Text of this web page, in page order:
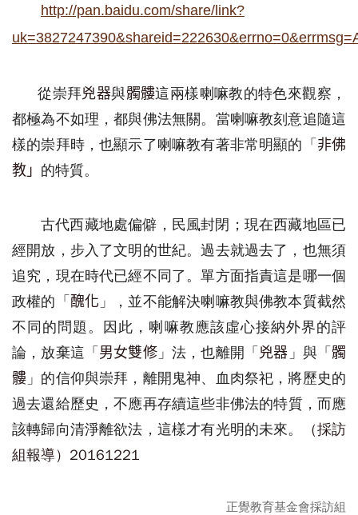
http://pan.baidu.com/share/link?
從崇拜兇器與髑髏這兩樣喇嘛教的特色來觀察 ，
都極為不如理，都與佛法無關。 當喇嘛教刻意追隨這
樣的崇拜時，也顯示了喇嘛教有著非常明顯的「 非佛
教 」 的特質。
古代西藏地處偏僻， 民風封閉 ； 現在西藏地區已
經開放，步入了文明的世紀。過去就過去了，也無須
追究， 現在時代已經不同了。單方面指責這是哪一個
政權的 「 醜化 」 ，並不能解決喇嘛教與佛教本質截然
不同的問題。 因此 ， 喇嘛教應該虛心接納外界的評
論， 放棄這「 男女雙修」法 ，也離開「 兇器 」與「 髑
髏 」的信仰與崇拜 ，離開鬼神、血肉祭祀 ， 將歷史的
過去還給歷史，不應再存續這些非佛法的特質，而應
該轉歸向清淨離欲法，這樣才有光明的未來。
（採訪
組報導）20161221
正覺教育基金會採訪組